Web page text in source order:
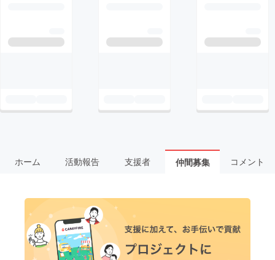
ホーム 活動報告 支援者 仲間募集 コメント